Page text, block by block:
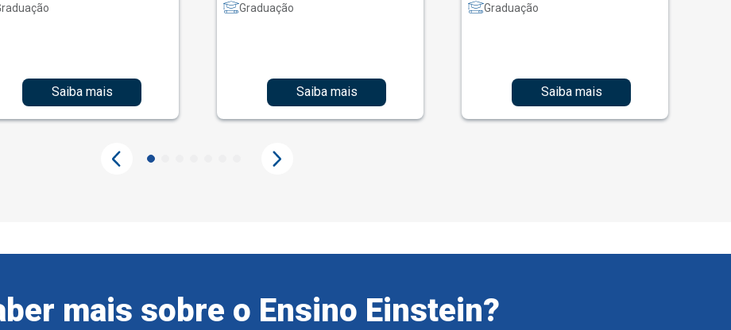
Saiba mais
Graduação
Saiba mais
Graduação
Saiba mais
mais sobre o Ensino Einstein?